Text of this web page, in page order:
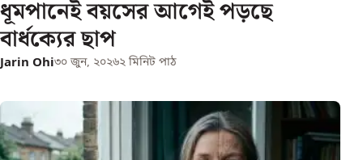
ধূমপানেই বয়সের আগেই পড়ছে
বার্ধক্যের ছাপ
Jarin Ohi৩০ জুন, ২০২৬২ মিনিট পাঠ